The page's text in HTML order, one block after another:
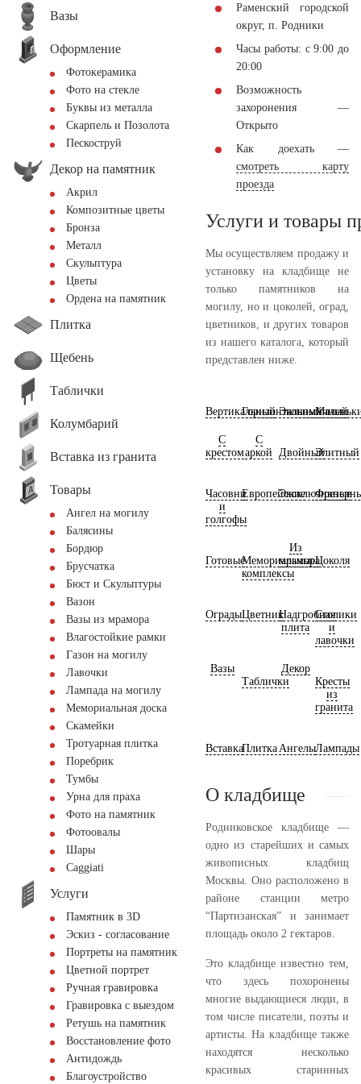
Вазы
Оформление
Фотокерамика
Фото на стекле
Буквы из металла
Скарпель и Позолота
Пескоструй
Декор на памятник
Акрил
Композитные цветы
Бронза
Металл
Скульптура
Цветы
Ордена на памятник
Плитка
Щебень
Таблички
Колумбарий
Вставка из гранита
Товары
Ангел на могилу
Балясины
Бордюр
Брусчатка
Бюст и Скульптуры
Вазон
Вазы из мрамора
Влагостойкие рамки
Газон на могилу
Лавочки
Лампада на могилу
Мемориальная доска
Скамейки
Тротуарная плитка
Поребрик
Тумбы
Урна для праха
Фото на памятник
Фотоовалы
Шары
Сaggiati
Услуги
Памятник в 3D
Эскиз - согласование
Портреты на памятник
Цветной портрет
Ручная гравировка
Гравировка с выездом
Ретушь на памятник
Восстановление фото
Антидождь
Благоустройство
Раменский городской
округ, п. Родники
Часы работы: с 9:00 до
20:00
Возможность
захоронения —
Открыто
Как доехать —
смотреть карту
проезда
Услуги и товары
Мы осуществляем продажу и
установку на кладбище не
только памятников на
могилу, но и цоколей, оград,
цветников, и других товаров
из нашего каталога, который
представлен ниже.
ВертикальныйГоризонтальный
Экономичный
С
крестом
С
аркой
ДвойныйЭлитный
Часовни
и
голгофы
ЕвропейскиеЭксклюзивные
ГотовыеМемориальные
комплексы
Из
мрамораЦоколя
ОградыЦветникНадгробная
плита
Столики
и
лавочки
Вазы
Таблички
Декор
Кресты
из
гранита
ВставкаПлитка АнгелыЛампады
О кладбище
Родниковское кладбище —
одно из старейших и самых
живописных кладбищ
Москвы. Оно расположено в
районе станции метро
“Партизанская” и занимает
площадь около 2 гектаров.
Это кладбище известно тем,
что здесь похоронены
многие выдающиеся люди, в
том числе писатели, поэты и
артисты. На кладбище также
находятся несколько
красивых старинных